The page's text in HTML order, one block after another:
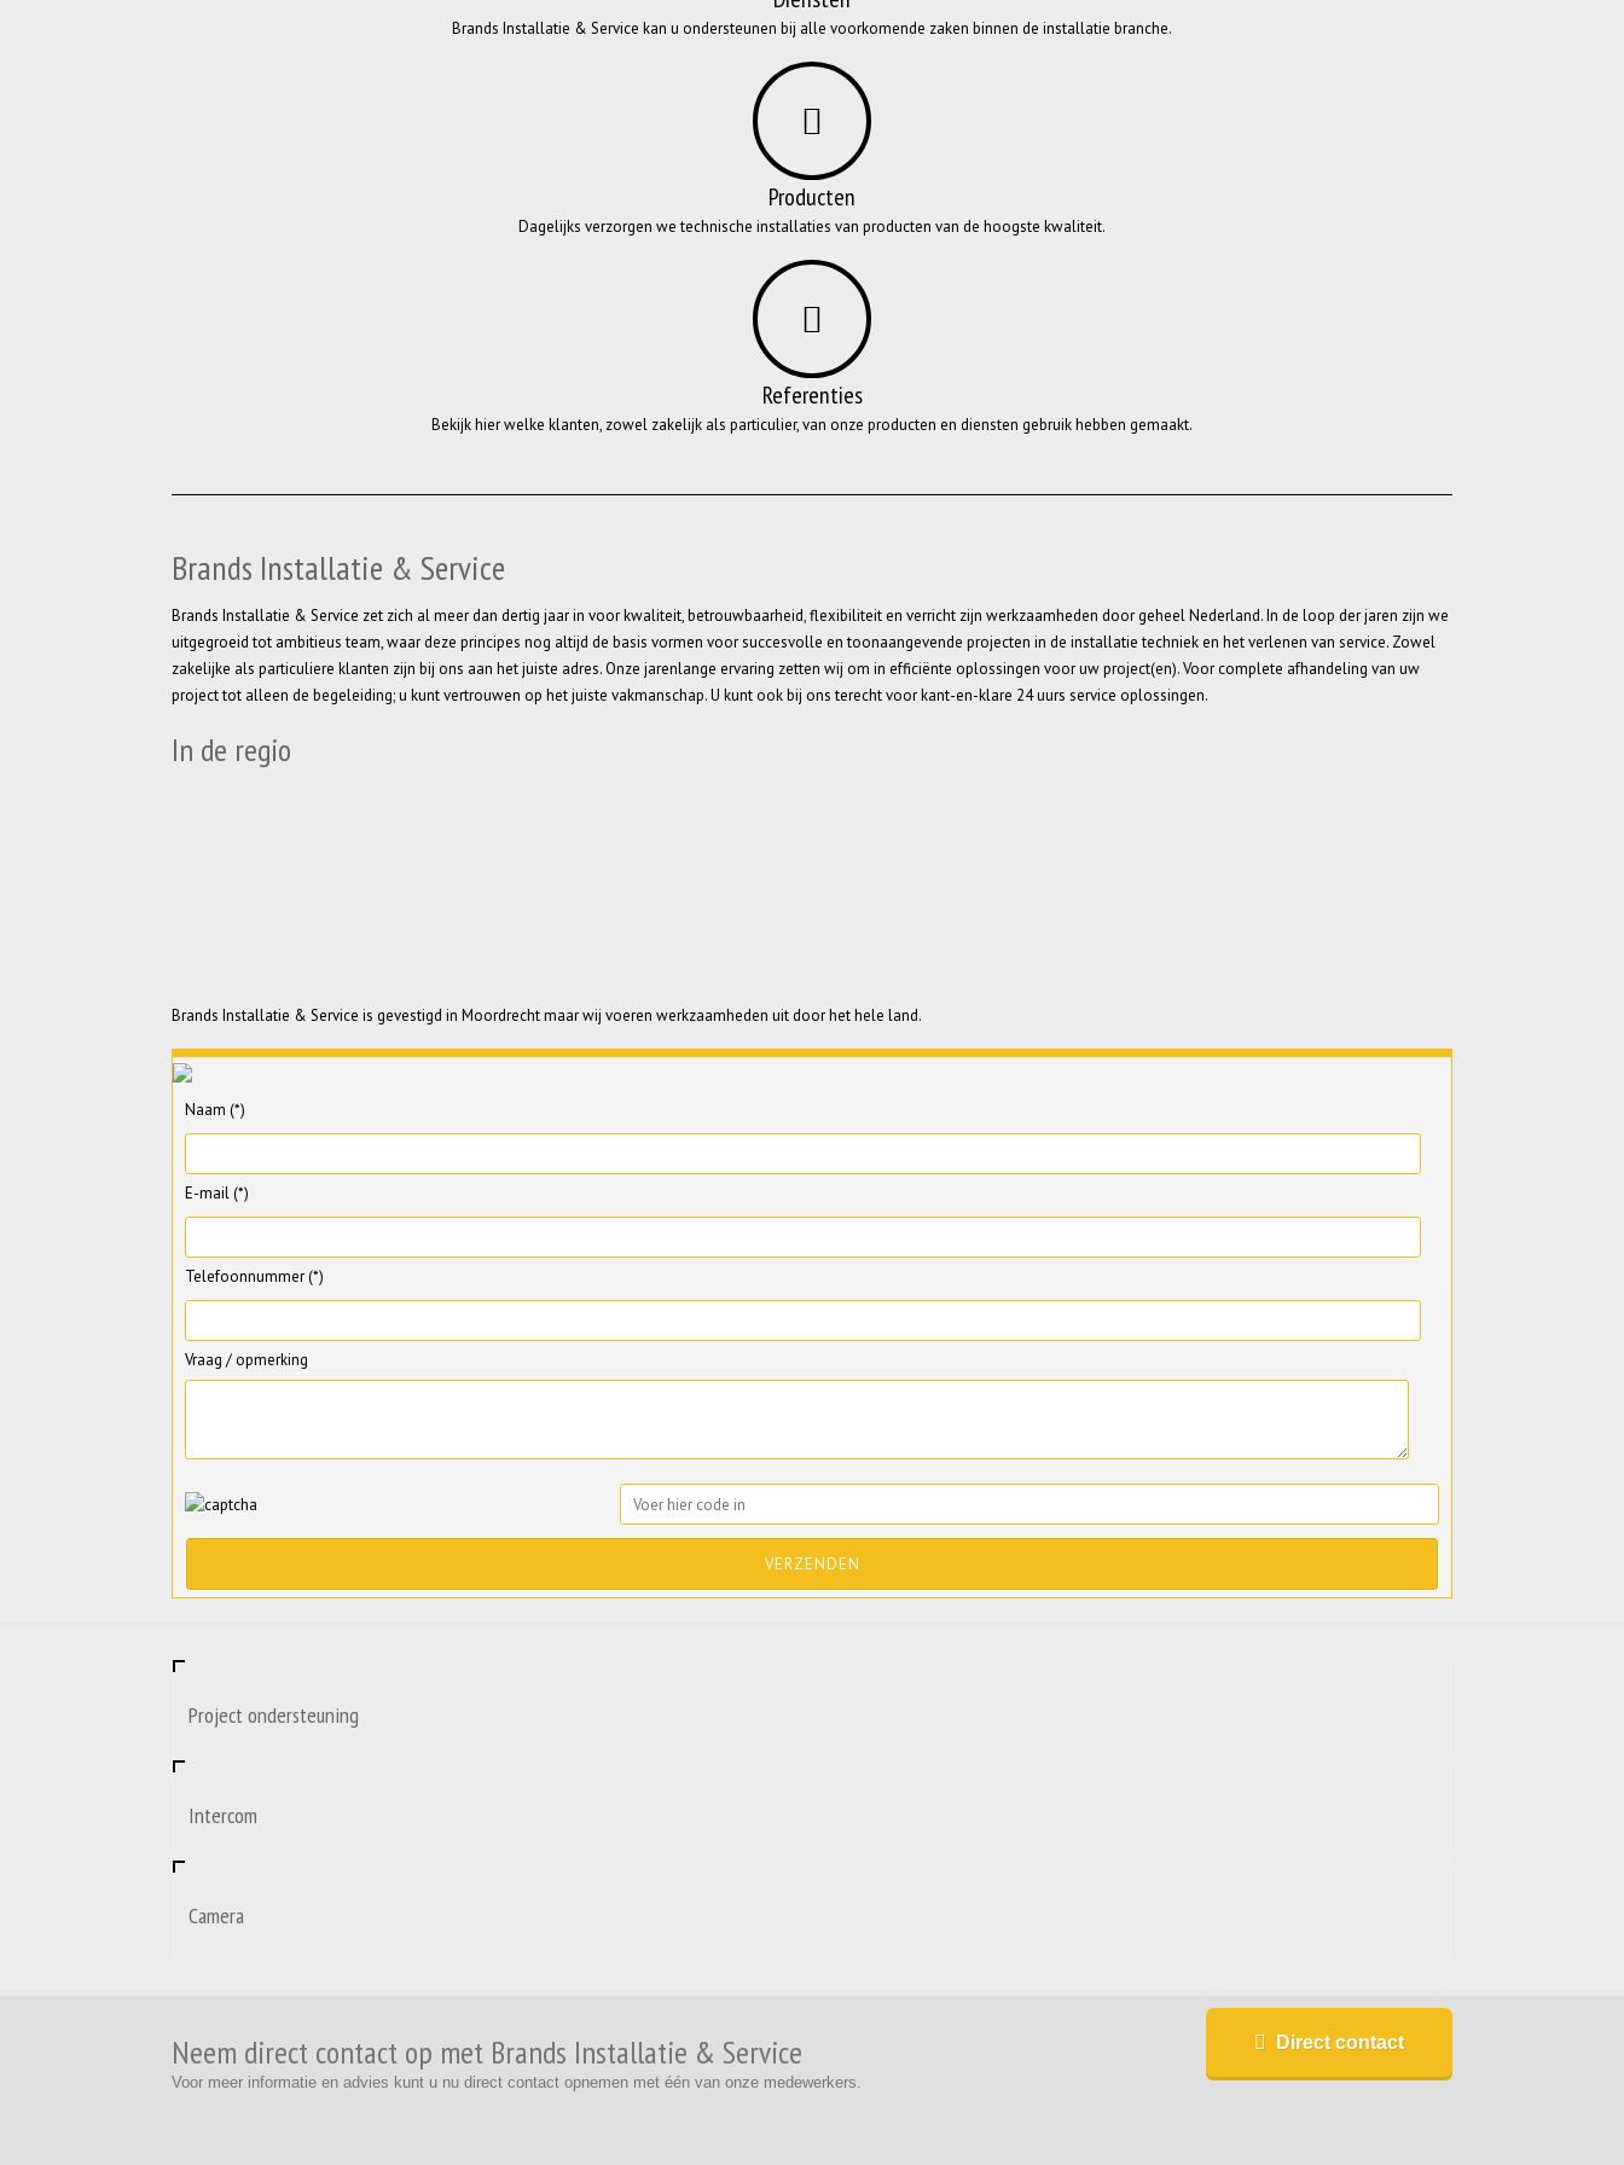
Brands Installatie & Service kan u ondersteunen bij alle voorkomende zaken binnen de installatie branche.
Producten
Dagelijks verzorgen we technische installaties van producten van de hoogste kwaliteit.
Referenties
Bekijk hier welke klanten, zowel zakelijk als particulier, van onze producten en diensten gebruik hebben gemaakt.
Brands Installatie & Service
Brands Installatie & Service zet zich al meer dan dertig jaar in voor kwaliteit, betrouwbaarheid, flexibiliteit en verricht zijn werkzaamheden door geheel Nederland. In de loop der jaren zijn we
uitgegroeid tot ambitieus team, waar deze principes nog altijd de basis vormen voor succesvolle en toonaangevende projecten in de installatie techniek en het verlenen van service. Zowel
zakelijke als particuliere klanten zijn bij ons aan het juiste adres. Onze jarenlange ervaring zetten wij om in efficiënte oplossingen voor uw project(en). Voor complete afhandeling van uw
project tot alleen de begeleiding; u kunt vertrouwen op het juiste vakmanschap. U kunt ook bij ons terecht voor kant-en-klare 24 uurs service oplossingen.
In de regio
Brands Installatie & Service is gevestigd in Moordrecht maar wij voeren werkzaamheden uit door het hele land.
Naam (*)
E-mail (*)
Telefoonnummer (*)
Vraag / opmerking
Project ondersteuning
Intercom
Camera
Direct contact
Neem direct contact op met Brands Installatie & Service
Voor meer informatie en advies kunt u nu direct contact opnemen met één van onze medewerkers.